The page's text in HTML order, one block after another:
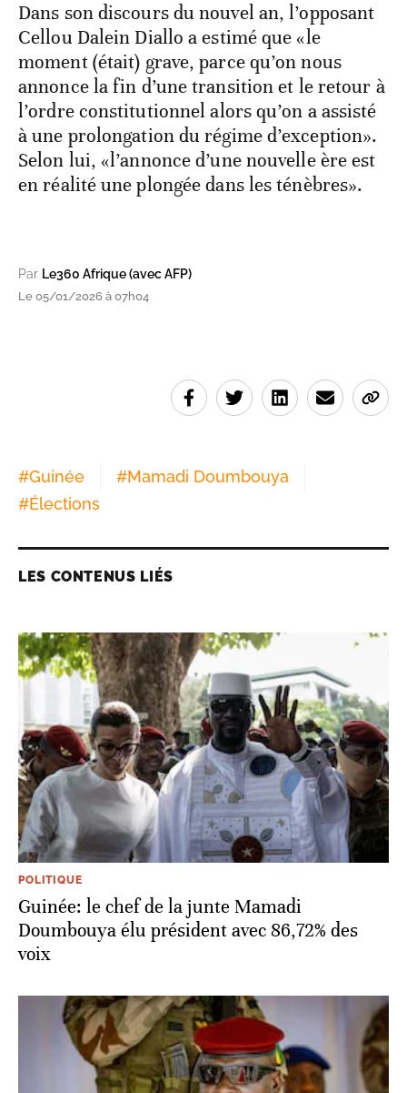
Dans son discours du nouvel an, l’opposant
Cellou Dalein Diallo a estimé que «le
moment (était) grave, parce qu’on nous
annonce la fin d’une transition et le retour à
l’ordre constitutionnel alors qu’on a assisté
à une prolongation du régime d’exception».
Selon lui, «l’annonce d’une nouvelle ère est
en réalité une plongée dans les ténèbres».
Par Le360 Afrique (avec AFP)
Le 05/01/2026 à 07h04
#Guinée #Mamadi Doumbouya
#Élections
LES CONTENUS LIÉS
POLITIQUE
Guinée: le chef de la junte Mamadi
Doumbouya élu président avec 86,72% des
voix